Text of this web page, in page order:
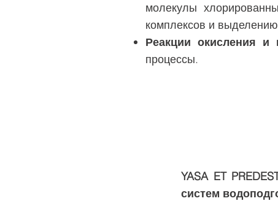
молекулы
комплексов и
Реакции окисления и
процессы.
YASA ET
систем